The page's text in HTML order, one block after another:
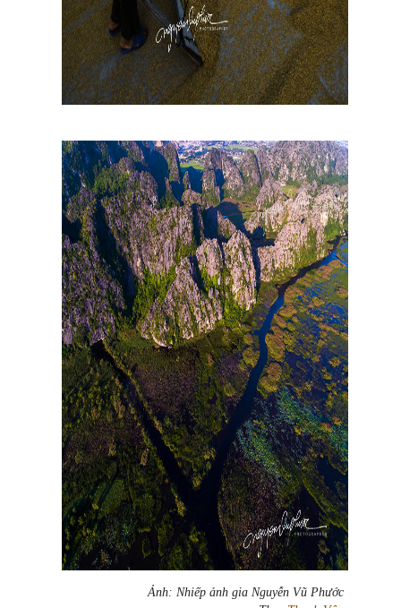
Ảnh: Nhiếp ảnh gia Nguyễn Vũ Phước